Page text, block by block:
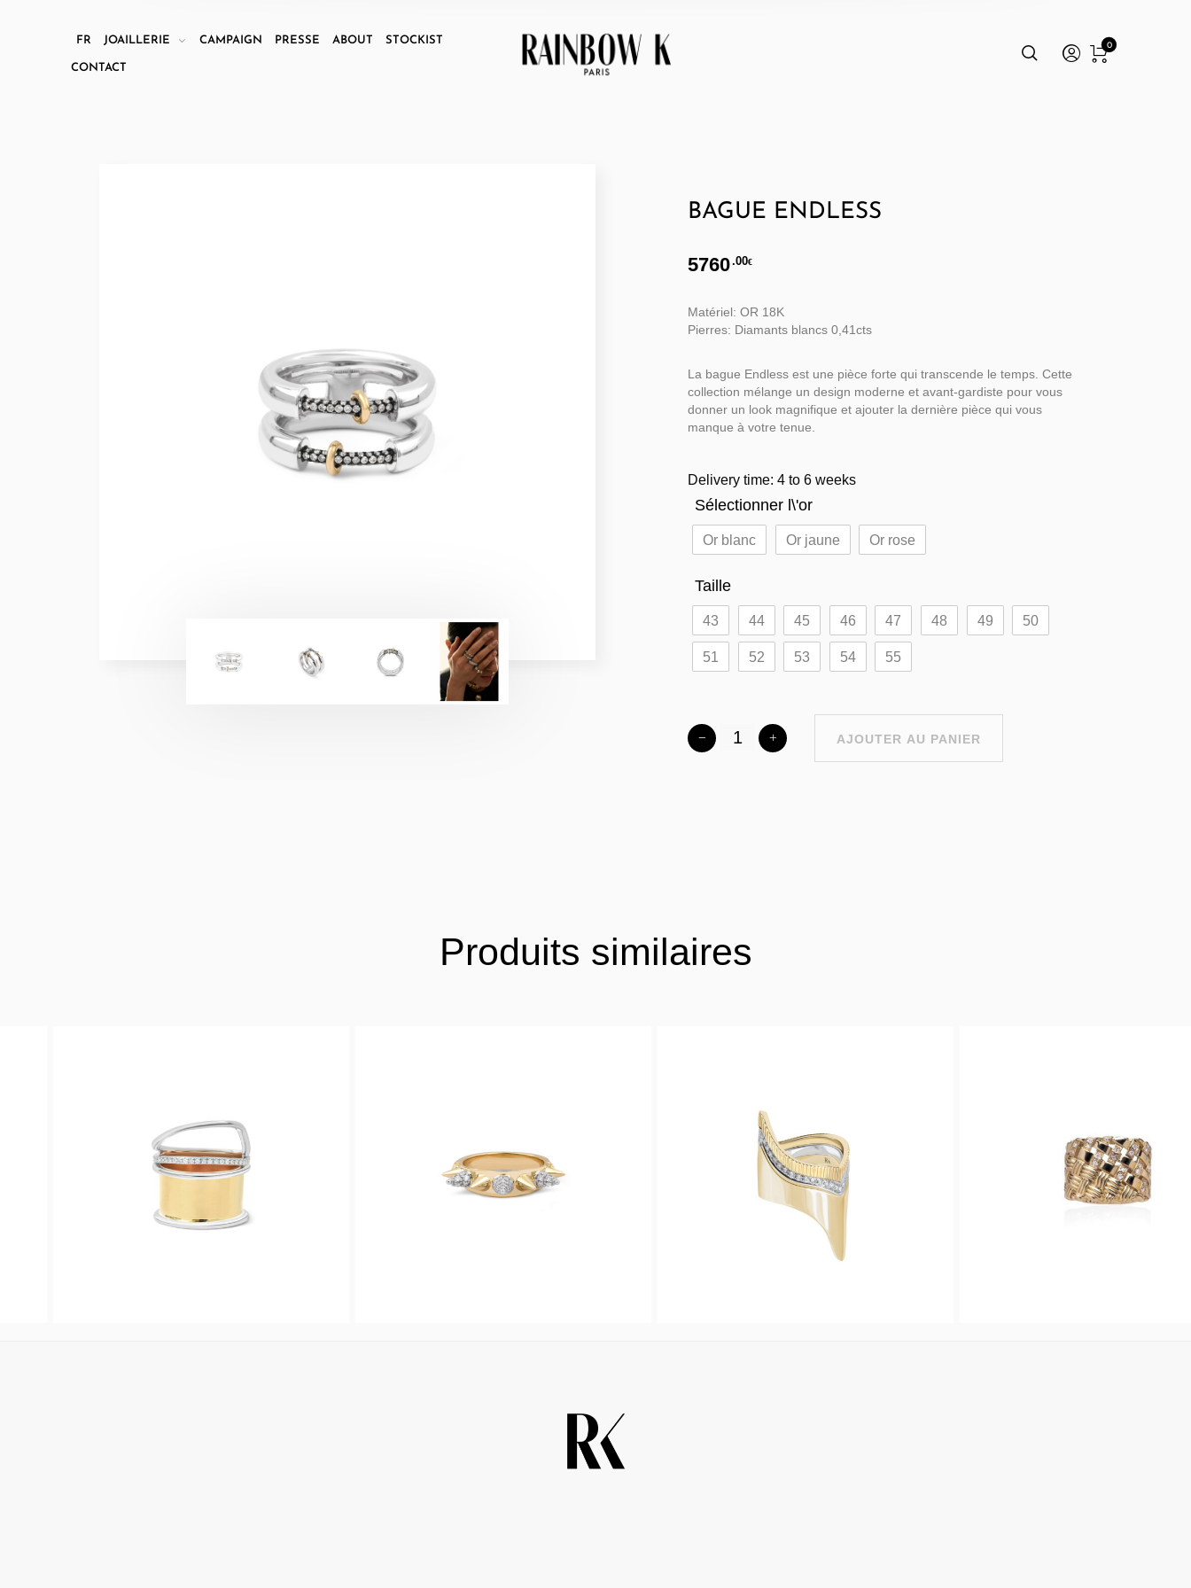
FR JOAILLERIE CAMPAIGN PRESSE ABOUT STOCKIST
CONTACT
0
BAGUE ENDLESS
5760.00€
Matériel: OR 18K
Pierres: Diamants blancs 0,41cts
La bague Endless est une pièce forte qui transcende le temps. Cette
collection mélange un design moderne et avant-gardiste pour vous
donner un look magnifique et ajouter la dernière pièce qui vous
manque à votre tenue.
Delivery time: 4 to 6 weeks
Sélectionner l\'or
Or blanc Or jaune Or rose
Taille
43 44 45 46 47 48 49 50
51 52 53 54 55
AJOUTER AU PANIER
Produits similaires